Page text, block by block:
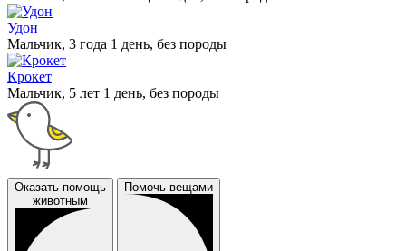
Удон
Мальчик, 3 года 1 день, без породы
Крокет
Мальчик, 5 лет 1 день, без породы
Оказать помощь
животным
Помочь вещами